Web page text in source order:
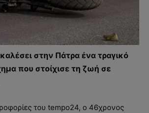
στην Πάτρα ένα τραγικό
που στοίχισε τη ζωή σε
του tempo24, ο 46χρονος